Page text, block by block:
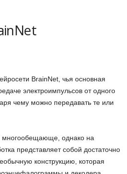
BrainNet, чья основная
электроимпульсов от одного
чему можно передавать те или
многообещающе, однако на
представляет собой достаточно
конструкцию, которая